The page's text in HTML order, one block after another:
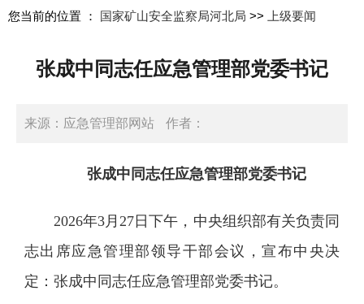
您当前的位置 ： 国家矿山安全监察局河北局 >> 上级要闻
张成中同志任应急管理部党委书记
来源：应急管理部网站 作者：
张成中同志任应急管理部党委书记
2026年3月27日下午，中央组织部有关负责同
志出席应急管理部领导干部会议，宣布中央决
定：张成中同志任应急管理部党委书记。